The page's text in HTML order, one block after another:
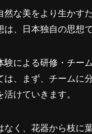
然な美をより生かす
、日本独自の思想で
験による研修・チー
は、まず、チームに
けていきます。
なく、花器から枝に